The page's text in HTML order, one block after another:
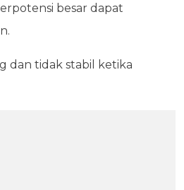
besar dapat
dan tidak stabil ketika